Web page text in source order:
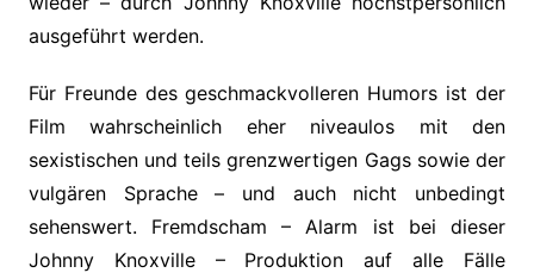
ausgeführt werden.
Für Freunde des geschmackvolleren Humors ist der
Film wahrscheinlich eher niveaulos mit den
sexistischen und teils grenzwertigen Gags sowie der
vulgären Sprache – und auch nicht unbedingt
sehenswert. Fremdscham – Alarm ist bei dieser
Johnny Knoxville – Produktion auf alle Fälle